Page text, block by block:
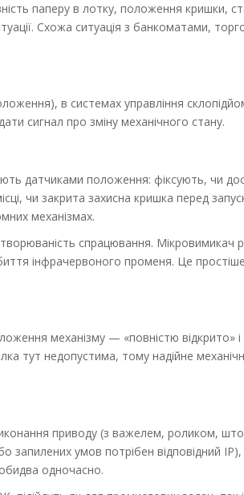
паперу в лотку, положення кришки,
Схожа ситуація з банкоматами,
в системах управління
сигнал про зміну механічного стану.
датчиками положення: фіксують, чи
чи закрита захисна кришка перед
механізмах.
спрацювання. Мікровимикач
інфрачервоного променя. Це
механізму — «повністю відкрито» і
тут недопустима, тому надійне
приводу (з важелем, роликом,
запилених умов потрібен відповідний
одночасно.